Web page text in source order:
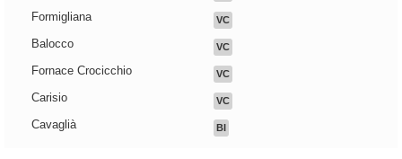
Formigliana VC
Balocco VC
Fornace Crocicchio VC
Carisio VC
Cavaglià BI